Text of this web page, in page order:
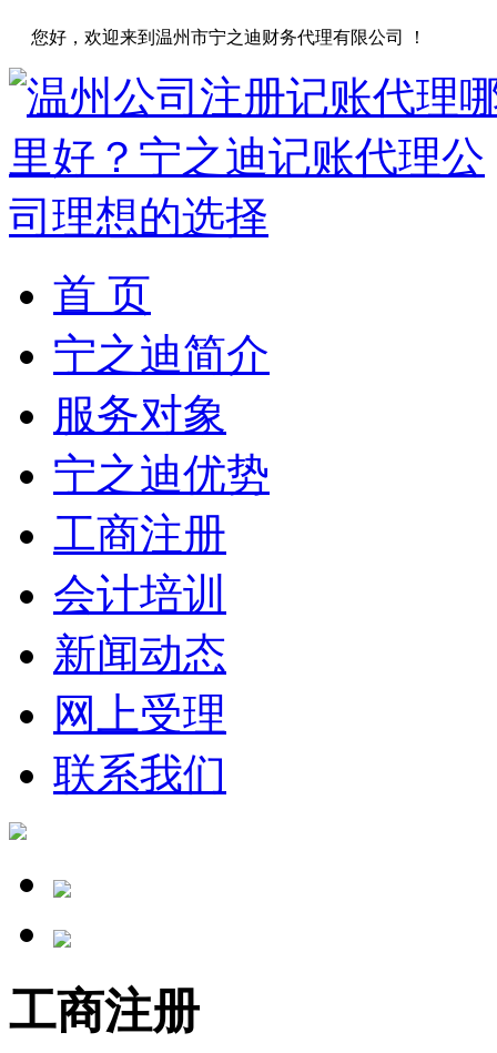
您好，欢迎来到温州市宁之迪财务代理有限公司 ！
首 页
宁之迪简介
服务对象
宁之迪优势
工商注册
会计培训
新闻动态
网上受理
联系我们
工商注册